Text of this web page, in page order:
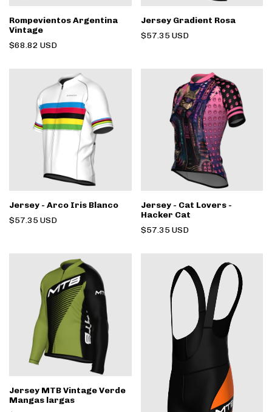
Rompevientos Argentina
Vintage
$68.82 USD
Jersey Gradient Rosa
$57.35 USD
Jersey - Arco Iris Blanco
$57.35 USD
Jersey - Cat Lovers -
Hacker Cat
$57.35 USD
Jersey MTB Vintage Verde
Mangas largas